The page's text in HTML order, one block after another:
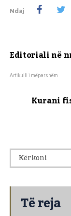
Ndaj
Editoriali në
Artikulli i mëparshëm
Kurani
Të reja